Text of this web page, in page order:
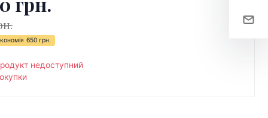
650 грн.
недоступний